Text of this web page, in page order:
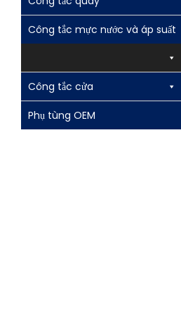
Công tắc mực nước và áp suất
Công tắc cửa
Phụ tùng OEM